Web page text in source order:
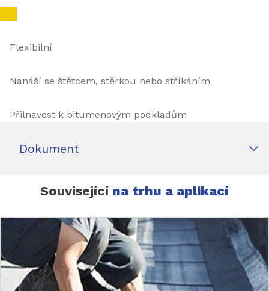
Flexibilní
Nanáší se štětcem, stěrkou nebo stříkáním
Přilnavost k bitumenovým podkladům
Dokument
Související na trhu a aplikací